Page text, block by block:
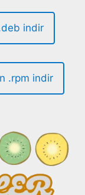
indir
.rpm indir